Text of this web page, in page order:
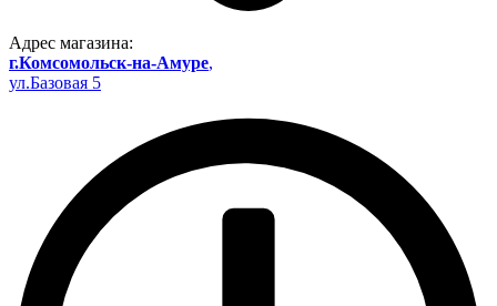
Адрес магазина:
г.Комсомольск-на-Амуре,
ул.Базовая 5